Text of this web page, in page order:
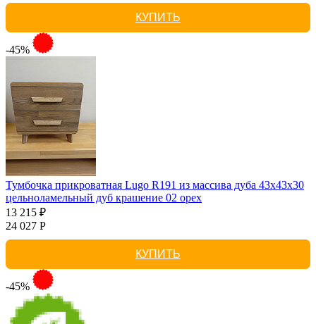
КУПИТЬ
-45%
Тумбочка прикроватная Lugo R191 из массива дуба 43х43х30
цельноламельный дуб крашение 02 орех
13 215 ₽
24 027 Р
КУПИТЬ
-45%